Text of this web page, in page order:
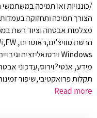
/כוננויות ואו תמיכה
הצורך תמיכה ותחזוקה
מצלמות אבטחה וציוד רשת
תקלות פרואקטיבי,שיפור
Read more